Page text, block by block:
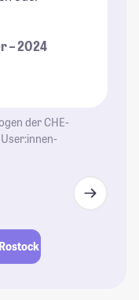
– 2024
der CHE-